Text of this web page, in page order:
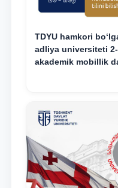
TDYU hamkori
adliya universiteti
akademik mobillik